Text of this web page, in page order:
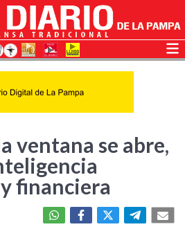
ventana se abre,
financiera